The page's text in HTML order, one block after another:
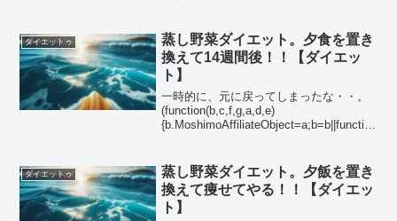
れない！！・・なので、食事制限で痩せ
ようとして...
ダイエットゥ
蒸し野菜ダイエット。夕食を置き
換えて14週間後！！【ダイエッ
ト】
一時的に、元に戻ってしまったな・・。
(function(b,c,f,g,a,d,e)
{b.MoshimoAffiliateObject=a;b=b||function
ダイエットゥ
蒸し野菜ダイエット。夕飯を置き
換えて痩せてやる！！【ダイエッ
ト】